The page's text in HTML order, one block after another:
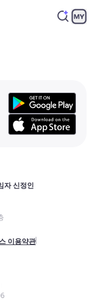
자 신정인
이용약관